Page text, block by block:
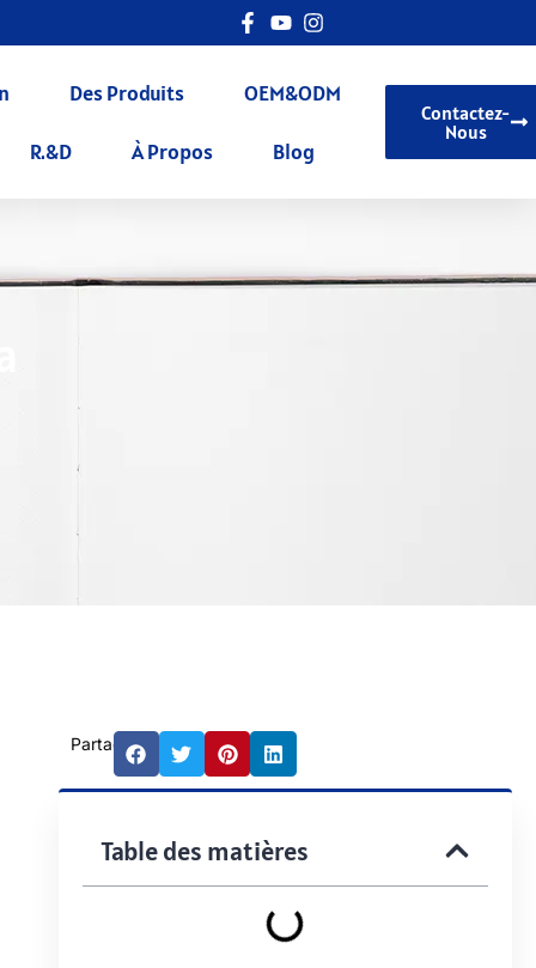
Des Produits OEM&ODM
R.&D À Propos Blog
Contactez-
Nous
Partager:
Table des matières